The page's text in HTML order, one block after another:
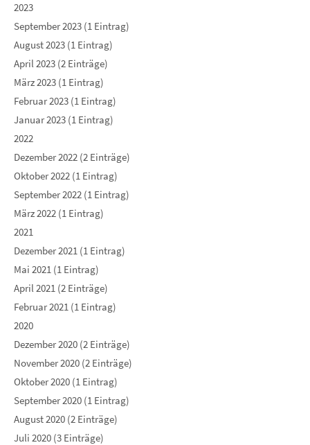
2023
September 2023 (1 Eintrag)
August 2023 (1 Eintrag)
April 2023 (2 Einträge)
März 2023 (1 Eintrag)
Februar 2023 (1 Eintrag)
Januar 2023 (1 Eintrag)
2022
Dezember 2022 (2 Einträge)
Oktober 2022 (1 Eintrag)
September 2022 (1 Eintrag)
März 2022 (1 Eintrag)
2021
Dezember 2021 (1 Eintrag)
Mai 2021 (1 Eintrag)
April 2021 (2 Einträge)
Februar 2021 (1 Eintrag)
2020
Dezember 2020 (2 Einträge)
November 2020 (2 Einträge)
Oktober 2020 (1 Eintrag)
September 2020 (1 Eintrag)
August 2020 (2 Einträge)
Juli 2020 (3 Einträge)